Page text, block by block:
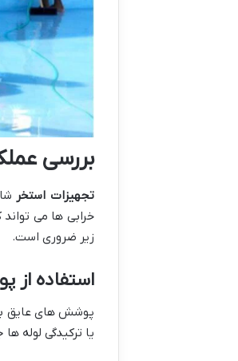
بررسی
تجهیزات استخر
خرابی ها می
زیر ضروری است.
استفاده
پوشش های عایق
یا ترکیدگی لوله